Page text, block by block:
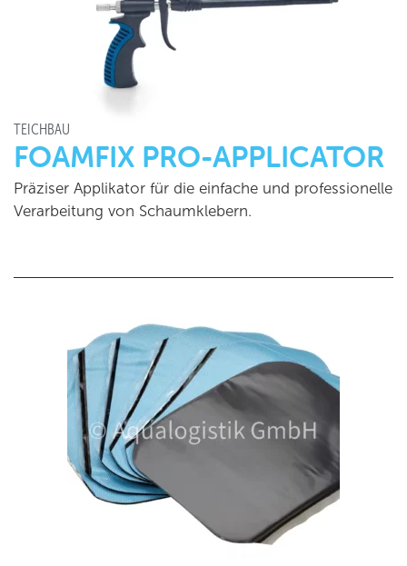
TEICHBAU
FOAMFIX PRO-APPLICATOR
Präziser Applikator für die einfache und professionelle
Verarbeitung von Schaumklebern.